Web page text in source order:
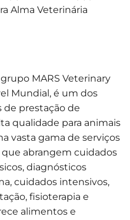
Alma Veterinária
MARS Veterinary
Mundial, é um dos
de prestação de
qualidade para animais
vasta gama de serviços
abrangem cuidados
diagnósticos
cuidados intensivos,
fisioterapia e
alimentos e